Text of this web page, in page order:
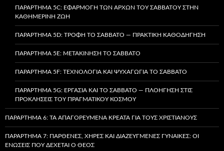
ΠΑΡΆΡΤΗΜΑ 5C: ΕΦΑΡΜΟΓΉ ΤΩΝ ΑΡΧΏΝ ΤΟΥ ΣΑΒΒΆΤΟΥ ΣΤΗΝ
ΚΑΘΗΜΕΡΙΝΉ ΖΩΉ
ΠΑΡΆΡΤΗΜΑ 5D: ΤΡΟΦΉ ΤΟ ΣΆΒΒΑΤΟ — ΠΡΑΚΤΙΚΉ ΚΑΘΟΔΉΓΗΣΗ
ΠΑΡΆΡΤΗΜΑ 5E: ΜΕΤΑΚΊΝΗΣΗ ΤΟ ΣΆΒΒΑΤΟ
ΠΑΡΆΡΤΗΜΑ 5F: ΤΕΧΝΟΛΟΓΊΑ ΚΑΙ ΨΥΧΑΓΩΓΊΑ ΤΟ ΣΆΒΒΑΤΟ
ΠΑΡΆΡΤΗΜΑ 5G: ΕΡΓΑΣΊΑ ΚΑΙ ΤΟ ΣΆΒΒΑΤΟ — ΠΛΟΉΓΗΣΗ ΣΤΙΣ
ΠΡΟΚΛΉΣΕΙΣ ΤΟΥ ΠΡΑΓΜΑΤΙΚΟΎ ΚΌΣΜΟΥ
ΠΑΡΆΡΤΗΜΑ 6: ΤΑ ΑΠΑΓΟΡΕΥΜΈΝΑ ΚΡΈΑΤΑ ΓΙΑ ΤΟΥΣ ΧΡΙΣΤΙΑΝΟΎΣ
ΠΑΡΆΡΤΗΜΑ 7: ΠΑΡΘΈΝΕΣ, ΧΉΡΕΣ ΚΑΙ ΔΙΑΖΕΥΓΜΈΝΕΣ ΓΥΝΑΊΚΕΣ: ΟΙ
ΕΝΏΣΕΙΣ ΠΟΥ ΔΈΧΕΤΑΙ Ο ΘΕΌΣ